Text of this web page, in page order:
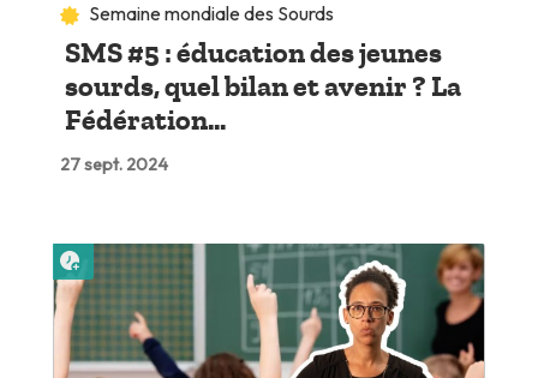
Semaine mondiale des Sourds
SMS #5 : éducation des jeunes
sourds, quel bilan et avenir ? La
Fédération...
27 sept. 2024
Lire plus tard